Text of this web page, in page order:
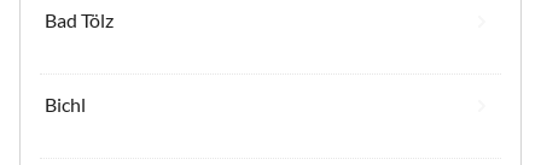
Bad Tölz
Bichl